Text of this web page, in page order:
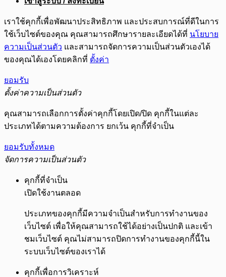
เราใช้คุกกี้เพื่อพัฒนาประสิทธิภาพ และประสบการณ์ที่ดีในการ
ใช้เว็บไซต์ของคุณ คุณสามารถศึกษารายละเอียดได้ที่ นโยบาย
ความเป็นส่วนตัว และสามารถจัดการความเป็นส่วนตัวเองได้
ของคุณได้เองโดยคลิกที่ ตั้งค่า
ยอมรับ
ตั้งค่าความเป็นส่วนตัว
คุณสามารถเลือกการตั้งค่าคุกกี้โดยเปิด/ปิด คุกกี้ในแต่ละ
ประเภทได้ตามความต้องการ ยกเว้น คุกกี้ที่จำเป็น
ยอมรับทั้งหมด
จัดการความเป็นส่วนตัว
คุกกี้ที่จำเป็น
เปิดใช้งานตลอด
ประเภทของคุกกี้มีความจำเป็นสำหรับการทำงานของ
เว็บไซต์ เพื่อให้คุณสามารถใช้ได้อย่างเป็นปกติ และเข้า
ชมเว็บไซต์ คุณไม่สามารถปิดการทำงานของคุกกี้นี้ใน
ระบบเว็บไซต์ของเราได้
คุกกี้เพื่อการวิเคราะห์